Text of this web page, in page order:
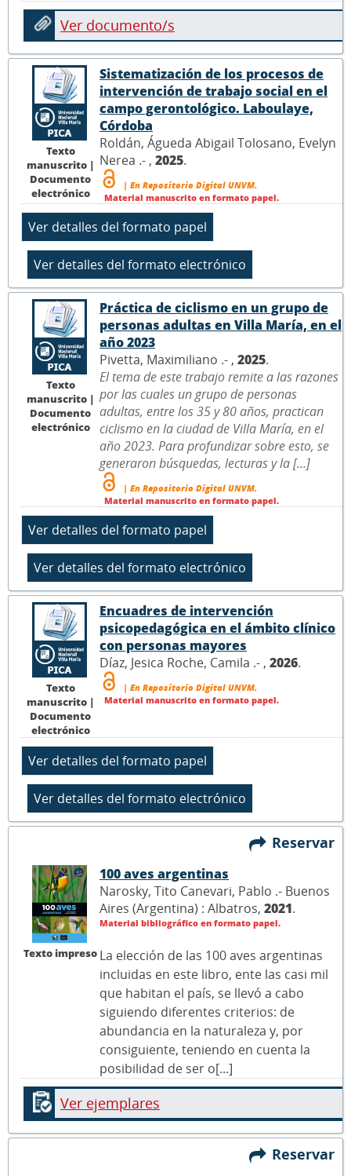
Ver documento/s
Texto
manuscrito |
Documento
electrónico
Sistematización de los procesos de
intervención de trabajo social en el
campo gerontológico. Laboulaye,
Córdoba
Roldán, Águeda Abigail Tolosano, Evelyn
Nerea .- , 2025.
| En Repositorio Digital UNVM.
Material manuscrito en formato papel.
Texto
manuscrito |
Documento
electrónico
Práctica de ciclismo en un grupo de
personas adultas en Villa María, en el
año 2023
Pivetta, Maximiliano .- , 2025.
El tema de este trabajo remite a las razones
por las cuales un grupo de personas
adultas, entre los 35 y 80 años, practican
ciclismo en la ciudad de Villa María, en el
año 2023. Para profundizar sobre esto, se
generaron búsquedas, lecturas y la [...]
| En Repositorio Digital UNVM.
Material manuscrito en formato papel.
Texto
manuscrito |
Documento
electrónico
Encuadres de intervención
psicopedagógica en el ámbito clínico
con personas mayores
Díaz, Jesica Roche, Camila .- , 2026.
| En Repositorio Digital UNVM.
Material manuscrito en formato papel.
Reservar
Texto impreso
100 aves argentinas
Narosky, Tito Canevari, Pablo .- Buenos
Aires (Argentina) : Albatros, 2021.
Material bibliográfico en formato papel.
La elección de las 100 aves argentinas
incluidas en este libro, ente las casi mil
que habitan el país, se llevó a cabo
siguiendo diferentes criterios: de
abundancia en la naturaleza y, por
consiguiente, teniendo en cuenta la
posibilidad de ser o[...]
Ver ejemplares
Reservar